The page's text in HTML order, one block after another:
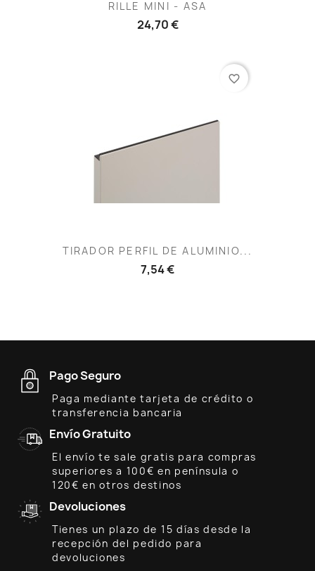
RILLE MINI - ASA
24,70 €
TIRADOR PERFIL DE ALUMINIO...
7,54 €
favorite_border
Pago Seguro
Paga mediante tarjeta de crédito o
transferencia bancaria
Envío Gratuito
El envío te sale gratis para compras
superiores a 100€ en península o
120€ en otros destinos
Devoluciones
Tienes un plazo de 15 días desde la
recepción del pedido para
devoluciones